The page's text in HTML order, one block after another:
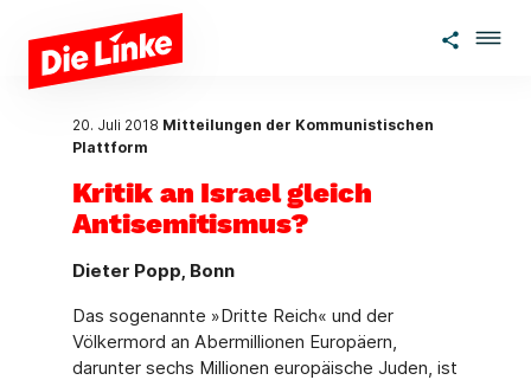
Zum Hauptinhalt springen
20. Juli 2018 Mitteilungen der Kommunistischen
Plattform
Kritik an Israel gleich
Antisemitismus?
Dieter Popp, Bonn
Das sogenannte »Dritte Reich« und der
Völkermord an Abermillionen Europäern,
darunter sechs Millionen europäische Juden, ist